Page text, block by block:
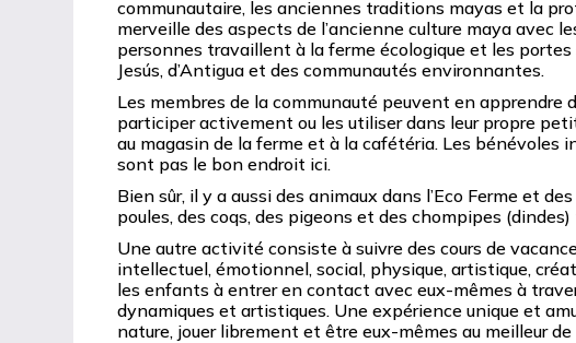
communautaire, les anciennes traditions mayas et la
merveille des aspects de l’ancienne culture maya avec
personnes travaillent à la ferme écologique et les
Jesús, d’Antigua et des communautés environnantes.
Les membres de la communauté peuvent en apprendre
participer activement ou les utiliser dans leur propre
au magasin de la ferme et à la cafétéria. Les bénévoles
sont pas le bon endroit ici.
Bien sûr, il y a aussi des animaux dans l’Eco Ferme et
poules, des coqs, des pigeons et des chompipes
Une autre activité consiste à suivre des cours de
intellectuel, émotionnel, social, physique, artistique,
les enfants à entrer en contact avec eux-mêmes à
dynamiques et artistiques. Une expérience unique et
nature, jouer librement et être eux-mêmes au meilleur de